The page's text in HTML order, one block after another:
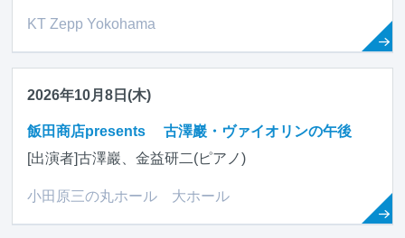
KT Zepp Yokohama
2026年10月8日(木)
飯田商店presents 古澤巖・ヴァイオリンの午後
[出演者]古澤巖、金益研二(ピアノ)
小田原三の丸ホール 大ホール